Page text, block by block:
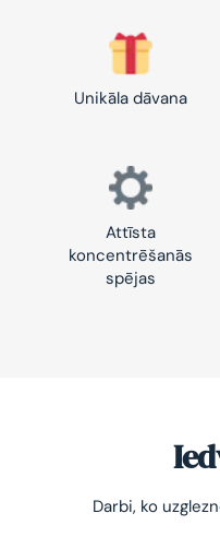
Unikāla dāvana
Attīsta
koncentrēšanās
spējas
Darbi, ko